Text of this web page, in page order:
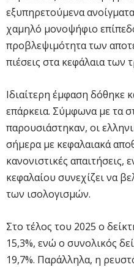
εξυπηρετούμενα
χαμηλό μονοψήφιο
προβλεψιμότητα των
πιέσεις στα κεφάλαια των
Ιδιαίτερη έμφαση δόθηκε
επάρκεια. Σύμφωνα με τα
παρουσιάστηκαν, οι
σήμερα με κεφαλαιακά
κανονιστικές
κεφαλαίου συνεχίζει να
των ισολογισμών.
Στο τέλος του 2025 ο
15,3%, ενώ ο συνολικός
19,7%. Παράλληλα, η